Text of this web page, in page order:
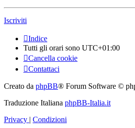
Iscriviti
Indice
Tutti gli orari sono UTC+01:00
Cancella cookie
Contattaci
Creato da phpBB® Forum Software ©
Traduzione Italiana phpBB-Italia.it
Privacy | Condizioni